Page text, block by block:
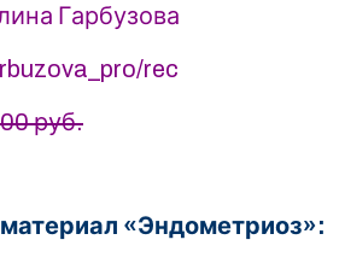
Гарбузова
rec
руб.
«Эндометриоз»: